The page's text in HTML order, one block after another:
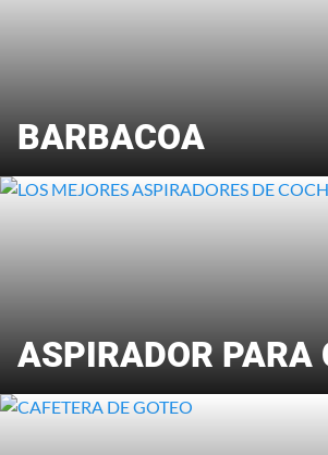
BARBACOA
ASPIRADOR PARA